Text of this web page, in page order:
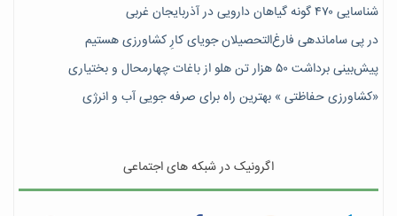
شناسایی ۴۷٠ گونه گیاهان دارویی در آذربایجان غربی
در پی ساماندهی فارغ‌التحصیلان جویای کارِ کشاورزی هستیم
پیش‎‌بینی برداشت ۵۰ هزار تن هلو از باغات چهارمحال و بختیاری
«کشاورزی حفاظتی » بهترین راه برای صرفه جویی آب و انرژی
اگرونیک در شبکه های اجتماعی